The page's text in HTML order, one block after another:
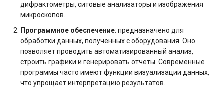
дифрактометры, ситовые анализаторы и изображения
микроскопов.
Программное обеспечение: предназначено для
обработки данных, полученных с оборудования. Оно
позволяет проводить автоматизированный анализ,
строить графики и генерировать отчеты. Современные
программы часто имеют функции визуализации данных,
что упрощает интерпретацию результатов.